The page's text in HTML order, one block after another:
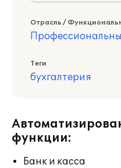
Отрасль /
Теги
бухгалтерия
функции:
Банк и касса